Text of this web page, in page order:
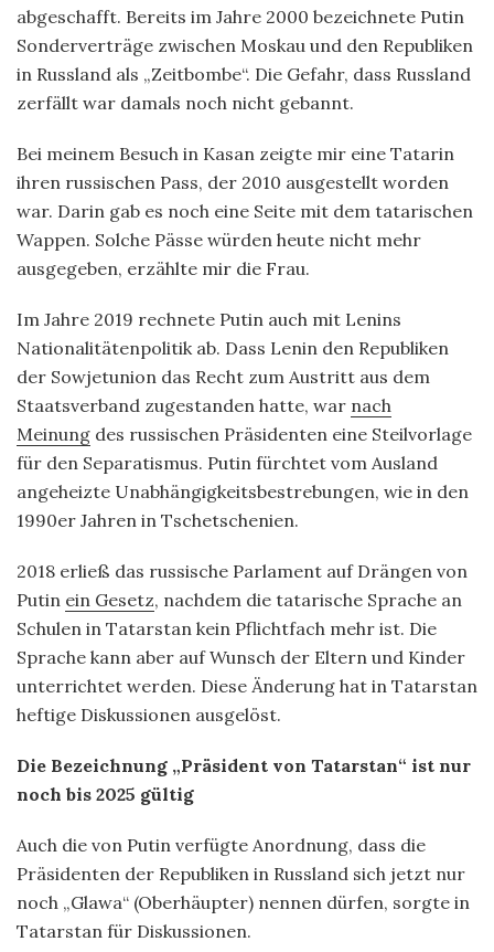
abgeschafft. Bereits im Jahre 2000 bezeichnete Putin
Sonderverträge zwischen Moskau und den Republiken
in Russland als „Zeitbombe“. Die Gefahr, dass Russland
zerfällt war damals noch nicht gebannt.
Bei meinem Besuch in Kasan zeigte mir eine Tatarin
ihren russischen Pass, der 2010 ausgestellt worden
war. Darin gab es noch eine Seite mit dem tatarischen
Wappen. Solche Pässe würden heute nicht mehr
ausgegeben, erzählte mir die Frau.
Im Jahre 2019 rechnete Putin auch mit Lenins
Nationalitätenpolitik ab. Dass Lenin den Republiken
der Sowjetunion das Recht zum Austritt aus dem
Staatsverband zugestanden hatte, war nach
Meinung des russischen Präsidenten eine Steilvorlage
für den Separatismus. Putin fürchtet vom Ausland
angeheizte Unabhängigkeitsbestrebungen, wie in den
1990er Jahren in Tschetschenien.
2018 erließ das russische Parlament auf Drängen von
Putin ein Gesetz, nachdem die tatarische Sprache an
Schulen in Tatarstan kein Pflichtfach mehr ist. Die
Sprache kann aber auf Wunsch der Eltern und Kinder
unterrichtet werden. Diese Änderung hat in Tatarstan
heftige Diskussionen ausgelöst.
Die Bezeichnung „Präsident von Tatarstan“ ist nur
noch bis 2025 gültig
Auch die von Putin verfügte Anordnung, dass die
Präsidenten der Republiken in Russland sich jetzt nur
noch „Glawa“ (Oberhäupter) nennen dürfen, sorgte in
Tatarstan für Diskussionen.